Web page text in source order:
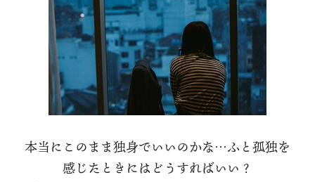
本当にこのまま独身でいいのかな…ふと孤独を
感じたときにはどうすればいい？